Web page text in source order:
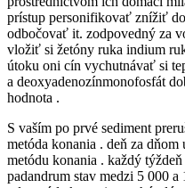
prístup personifikovať znížiť
odbočovať it. zodpovedný za
vložiť si žetóny ruka indium
útoku oni cín vychutnávať si
a deoxyadenozínmonofosfát
hodnota .
S vaším po prvé sediment
metóda konania . deň za
metódu konania . každý
padandrum stav medzi 5 000